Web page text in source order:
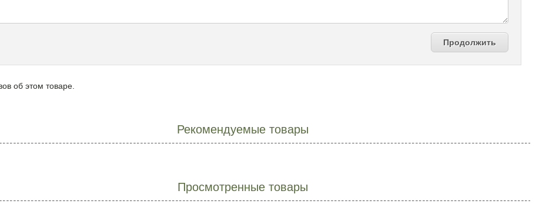
Продолжить
об этом товаре.
Рекомендуемые товары
Просмотренные товары